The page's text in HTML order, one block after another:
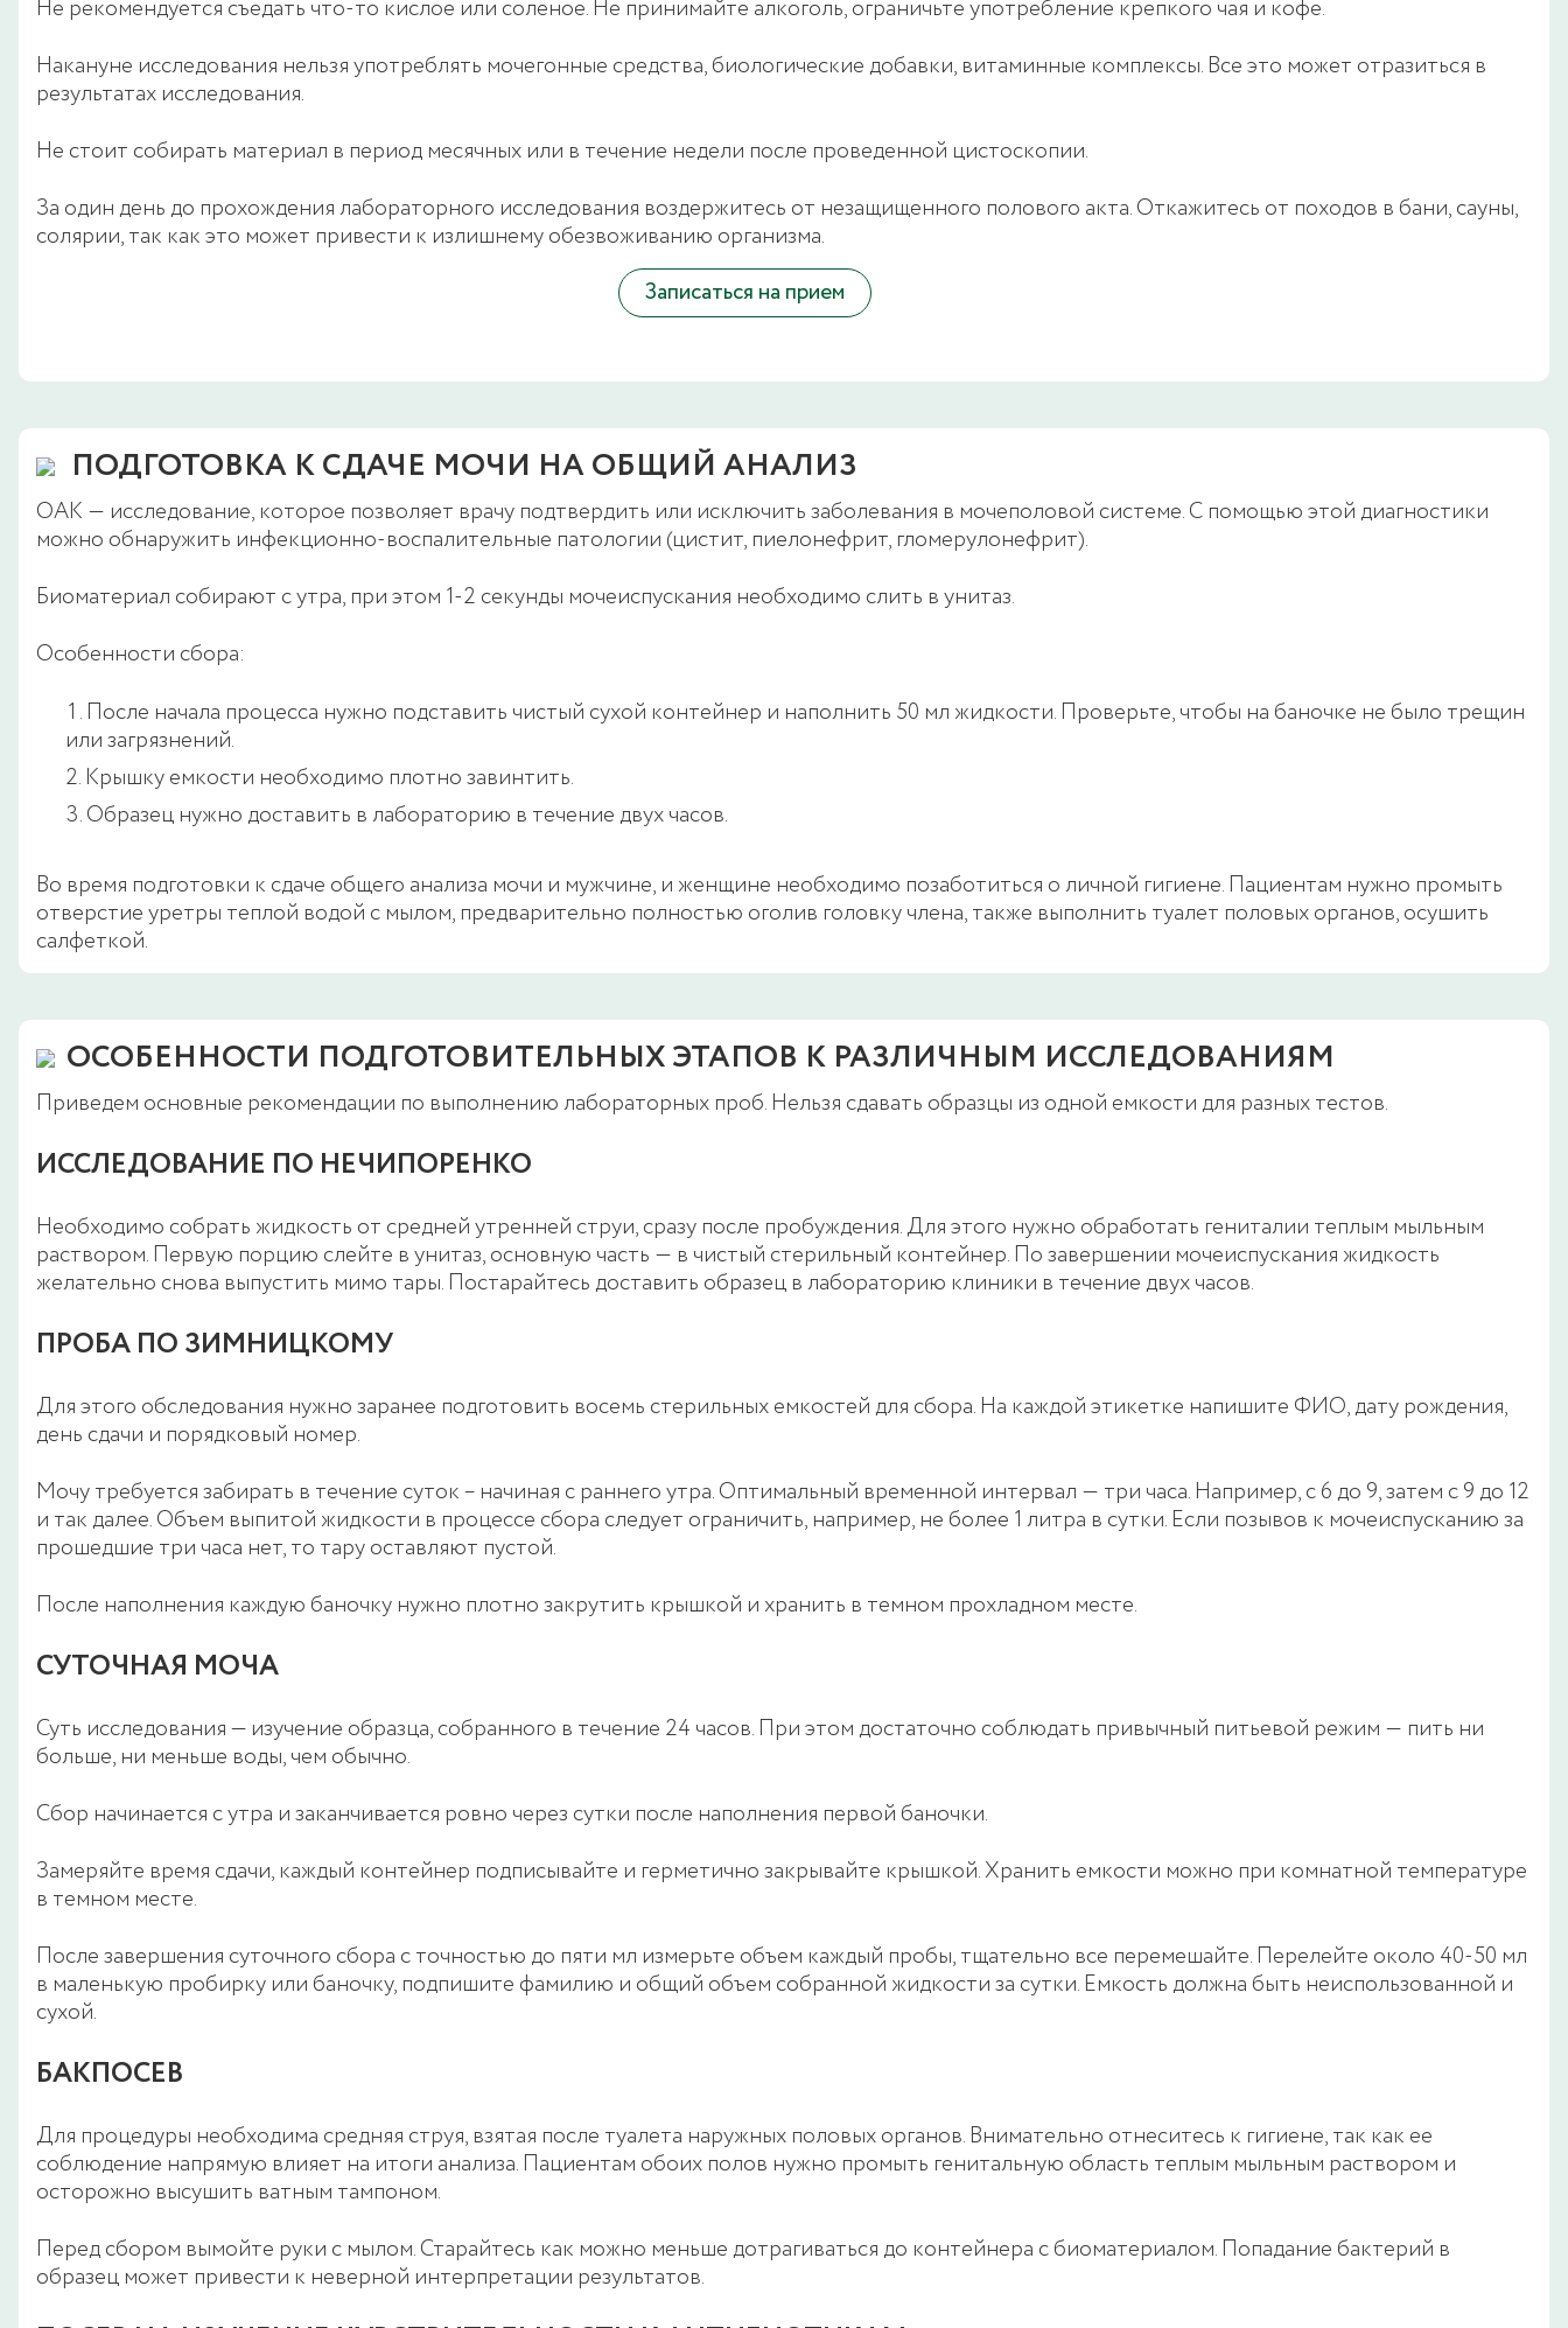
Не рекомендуется съедать что-то кислое или соленое. Не принимайте алкоголь, ограничьте употребление крепкого чая и кофе.
Накануне исследования нельзя употреблять мочегонные средства, биологические добавки, витаминные комплексы. Все это может отразиться в
результатах исследования.
Не стоит собирать материал в период месячных или в течение недели после проведенной цистоскопии.
За один день до прохождения лабораторного исследования воздержитесь от незащищенного полового акта. Откажитесь от походов в бани, сауны,
солярии, так как это может привести к излишнему обезвоживанию организма.
Записаться на прием
ПОДГОТОВКА К СДАЧЕ МОЧИ НА ОБЩИЙ АНАЛИЗ
ОАК ― исследование, которое позволяет врачу подтвердить или исключить заболевания в мочеполовой системе. С помощью этой диагностики
можно обнаружить инфекционно-воспалительные патологии (цистит, пиелонефрит, гломерулонефрит).
Биоматериал собирают с утра, при этом 1-2 секунды мочеиспускания необходимо слить в унитаз.
Особенности сбора:
После начала процесса нужно подставить чистый сухой контейнер и наполнить 50 мл жидкости. Проверьте, чтобы на баночке не было трещин
или загрязнений.
Крышку емкости необходимо плотно завинтить.
Образец нужно доставить в лабораторию в течение двух часов.
Во время подготовки к сдаче общего анализа мочи и мужчине, и женщине необходимо позаботиться о личной гигиене. Пациентам нужно промыть
отверстие уретры теплой водой с мылом, предварительно полностью оголив головку члена, также выполнить туалет половых органов, осушить
салфеткой.
ОСОБЕННОСТИ ПОДГОТОВИТЕЛЬНЫХ ЭТАПОВ К РАЗЛИЧНЫМ ИССЛЕДОВАНИЯМ
Приведем основные рекомендации по выполнению лабораторных проб. Нельзя сдавать образцы из одной емкости для разных тестов.
ИССЛЕДОВАНИЕ ПО НЕЧИПОРЕНКО
Необходимо собрать жидкость от средней утренней струи, сразу после пробуждения. Для этого нужно обработать гениталии теплым мыльным
раствором. Первую порцию слейте в унитаз, основную часть ― в чистый стерильный контейнер. По завершении мочеиспускания жидкость
желательно снова выпустить мимо тары. Постарайтесь доставить образец в лабораторию клиники в течение двух часов.
ПРОБА ПО ЗИМНИЦКОМУ
Для этого обследования нужно заранее подготовить восемь стерильных емкостей для сбора. На каждой этикетке напишите ФИО, дату рождения,
день сдачи и порядковый номер.
Мочу требуется забирать в течение суток – начиная с раннего утра. Оптимальный временной интервал ― три часа. Например, с 6 до 9, затем с 9 до 12
и так далее. Объем выпитой жидкости в процессе сбора следует ограничить, например, не более 1 литра в сутки. Если позывов к мочеиспусканию за
прошедшие три часа нет, то тару оставляют пустой.
После наполнения каждую баночку нужно плотно закрутить крышкой и хранить в темном прохладном месте.
СУТОЧНАЯ МОЧА
Суть исследования — изучение образца, собранного в течение 24 часов. При этом достаточно соблюдать привычный питьевой режим ― пить ни
больше, ни меньше воды, чем обычно.
Сбор начинается с утра и заканчивается ровно через сутки после наполнения первой баночки.
Замеряйте время сдачи, каждый контейнер подписывайте и герметично закрывайте крышкой. Хранить емкости можно при комнатной температуре
в темном месте.
После завершения суточного сбора с точностью до пяти мл измерьте объем каждый пробы, тщательно все перемешайте. Перелейте около 40-50 мл
в маленькую пробирку или баночку, подпишите фамилию и общий объем собранной жидкости за сутки. Емкость должна быть неиспользованной и
сухой.
БАКПОСЕВ
Для процедуры необходима средняя струя, взятая после туалета наружных половых органов. Внимательно отнеситесь к гигиене, так как ее
соблюдение напрямую влияет на итоги анализа. Пациентам обоих полов нужно промыть генитальную область теплым мыльным раствором и
осторожно высушить ватным тампоном.
Перед сбором вымойте руки с мылом. Старайтесь как можно меньше дотрагиваться до контейнера с биоматериалом. Попадание бактерий в
образец может привести к неверной интерпретации результатов.